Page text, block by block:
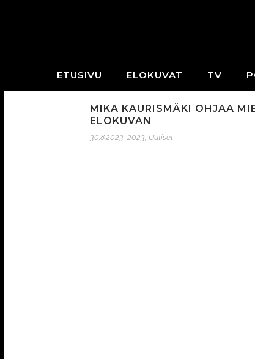
ETUSIVU ELOKUVAT TV
MIKA KAURISMÄKI OHJAA
ELOKUVAN
30.8.2023 2023, Uutiset